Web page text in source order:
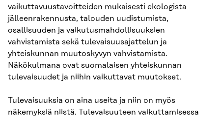
vaikuttavuustavoitteiden mukaisesti ekologista
jälleenrakennusta, talouden uudistumista,
osallisuuden ja vaikutusmahdollisuuksien
vahvistamista sekä tulevaisuusajattelun ja
yhteiskunnan muutoskyvyn vahvistamista.
Näkökulmana ovat suomalaisen yhteiskunnan
tulevaisuudet ja niihin vaikuttavat muutokset.
Tulevaisuuksia on aina useita ja niin on myös
näkemyksiä niistä. Tulevaisuuteen vaikuttamisessa